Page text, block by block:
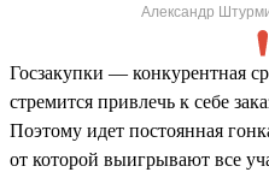
Александр
Госзакупки — конкурентная
стремится привлечь к себе
Поэтому идет постоянная
от которой выигрывают все